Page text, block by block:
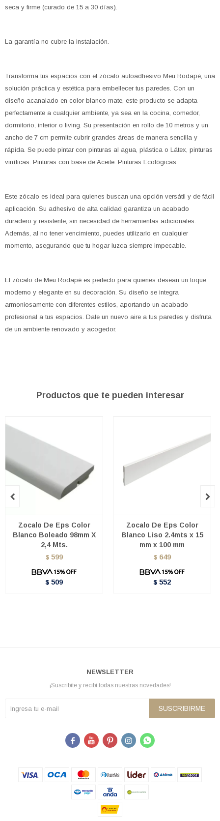
seca y firme (curado de 15 a 30 días).
La garantía no cubre la instalación.
Transforma tus espacios con el zócalo autoadhesivo Meu Rodapé, una
solución práctica y estética para embellecer tus paredes. Con un
diseño acanalado en color blanco mate, este producto se adapta
perfectamente a cualquier ambiente, ya sea en la cocina, comedor,
dormitorio, interior o living. Su presentación en rollo de 10 metros y un
ancho de 7 cm permite cubrir grandes áreas de manera sencilla y
rápida. Se puede pintar con pinturas al agua, plástica o Látex, pinturas
vinílicas. Pinturas con base de Aceite. Pinturas Ecológicas.
Este zócalo es ideal para quienes buscan una opción versátil y de fácil
aplicación. Su adhesivo de alta calidad garantiza un acabado
duradero y resistente, sin necesidad de herramientas adicionales.
Además, al no tener vencimiento, puedes utilizarlo en cualquier
momento, asegurando que tu hogar luzca siempre impecable.
El zócalo de Meu Rodapé es perfecto para quienes desean un toque
moderno y elegante en su decoración. Su diseño se integra
armoniosamente con diferentes estilos, aportando un acabado
profesional a tus espacios. Dale un nuevo aire a tus paredes y disfruta
de un ambiente renovado y acogedor.
Productos que te pueden interesar
Zocalo De Eps Color
Blanco Boleado 98mm X
2,4 Mts.
$ 599
$ 509
Zocalo De Eps Color
Blanco Liso 2.4mts x 15
mm x 100 mm
$ 649
$ 552
 
NEWSLETTER
¡Suscribite y recibí todas nuestras novedades!
SUSCRIBIRME
    